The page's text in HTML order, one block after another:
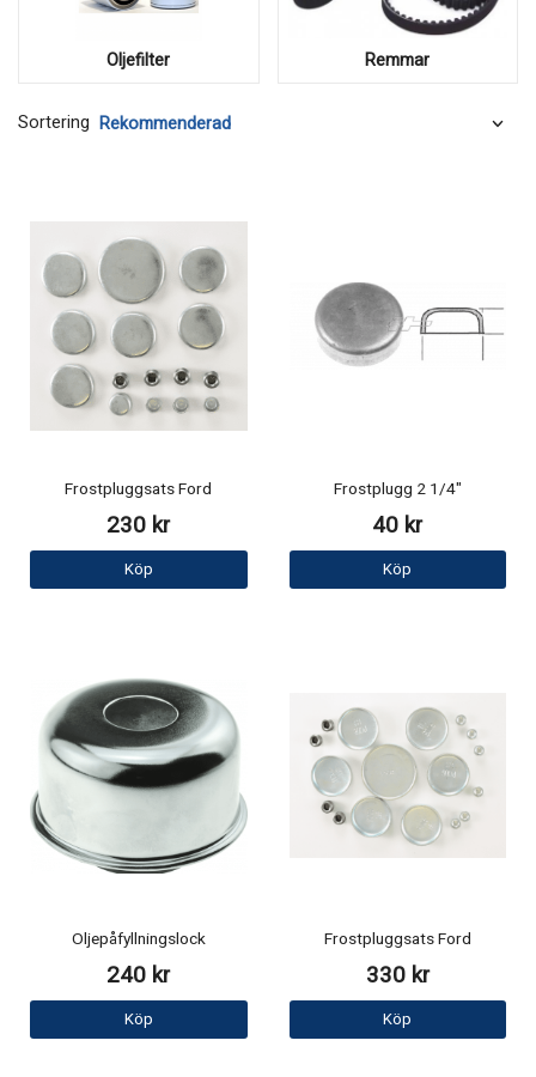
Oljefilter Remmar
Sortering
Frostpluggsats Ford
230 kr
Köp
Frostplugg 2 1/4"
40 kr
Köp
Oljepåfyllningslock
240 kr
Köp
Frostpluggsats Ford
330 kr
Köp